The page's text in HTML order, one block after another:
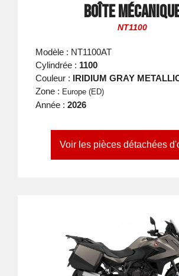
Boîte
NT1100
Modèle : NT1100AT
Cylindrée : 1100
Couleur : IRIDIUM GRAY
Zone : Europe (ED)
Année : 2026
Voir les pièces détachées